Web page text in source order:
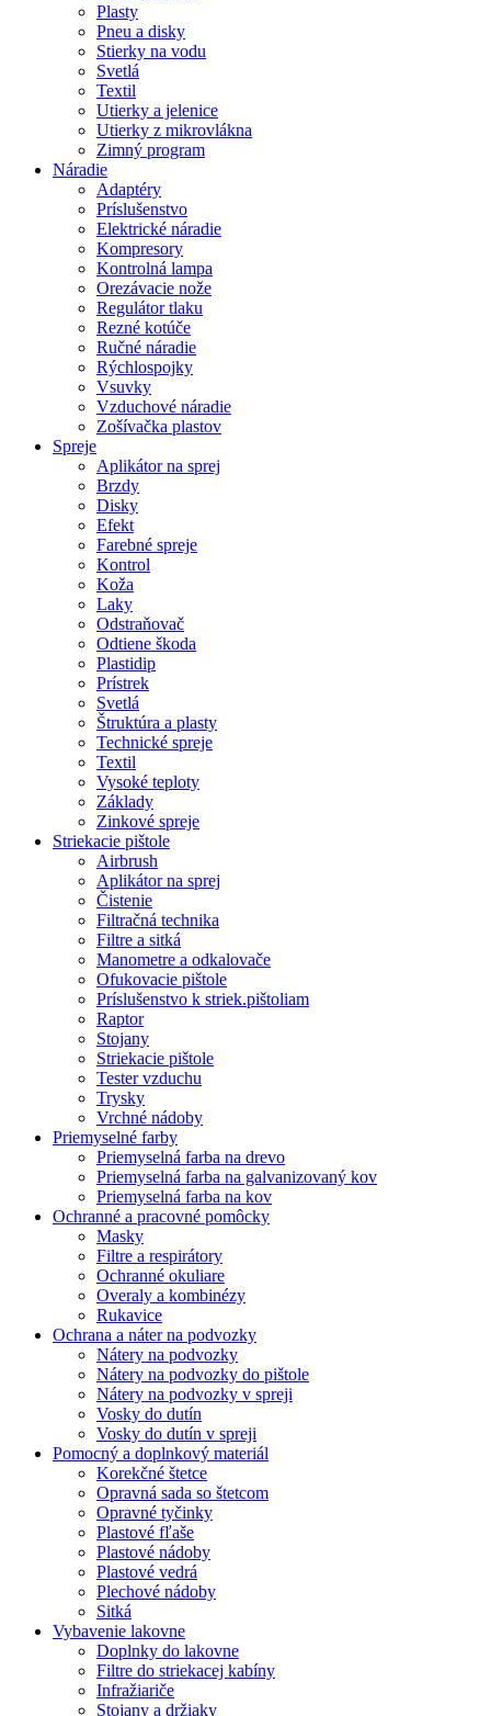
Plasty
Pneu a disky
Stierky na vodu
Svetlá
Textil
Utierky a jelenice
Utierky z mikrovlákna
Zimný program
Náradie
Adaptéry
Príslušenstvo
Elektrické náradie
Kompresory
Kontrolná lampa
Orezávacie nože
Regulátor tlaku
Rezné kotúče
Ručné náradie
Rýchlospojky
Vsuvky
Vzduchové náradie
Zošívačka plastov
Spreje
Aplikátor na sprej
Brzdy
Disky
Efekt
Farebné spreje
Kontrol
Koža
Laky
Odstraňovač
Odtiene škoda
Plastidip
Prístrek
Svetlá
Štruktúra a plasty
Technické spreje
Textil
Vysoké teploty
Základy
Zinkové spreje
Striekacie pištole
Airbrush
Aplikátor na sprej
Čistenie
Filtračná technika
Filtre a sitká
Manometre a odkalovače
Ofukovacie pištole
Príslušenstvo k striek.pištoliam
Raptor
Stojany
Striekacie pištole
Tester vzduchu
Trysky
Vrchné nádoby
Priemyselné farby
Priemyselná farba na drevo
Priemyselná farba na galvanizovaný kov
Priemyselná farba na kov
Ochranné a pracovné pomôcky
Masky
Filtre a respirátory
Ochranné okuliare
Overaly a kombinézy
Rukavice
Ochrana a náter na podvozky
Nátery na podvozky
Nátery na podvozky do pištole
Nátery na podvozky v spreji
Vosky do dutín
Vosky do dutín v spreji
Pomocný a doplnkový materiál
Korekčné štetce
Opravná sada so štetcom
Opravné tyčinky
Plastové fľaše
Plastové nádoby
Plastové vedrá
Plechové nádoby
Sitká
Vybavenie lakovne
Doplnky do lakovne
Filtre do striekacej kabíny
Infražiariče
Stojany a držiaky